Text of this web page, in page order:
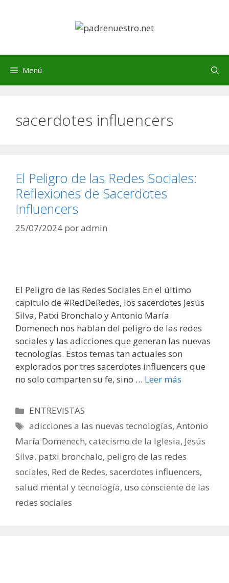
Menú
sacerdotes influencers
El Peligro de las Redes Sociales:
Reflexiones de Sacerdotes
Influencers
25/07/2024 poradmin
El Peligro de las Redes Sociales En el último
capítulo de #RedDeRedes, los sacerdotes Jesús
Silva, Patxi Bronchalo y Antonio María
Domenech nos hablan del peligro de las redes
sociales y las adicciones que generan las nuevas
tecnologías. Estos temas tan actuales son
explorados por tres sacerdotes influencers que
no solo comparten su fe, sino … Leer más
Categorías
ENTREVISTAS
Etiquetas
adicciones a las nuevas tecnologías,Antonio
María Domenech, catecismo de la Iglesia, Jesús
Silva, patxi bronchalo, peligro de las redes
sociales, Red de Redes, sacerdotes influencers,
salud mental y tecnología, uso consciente de las
redes sociales